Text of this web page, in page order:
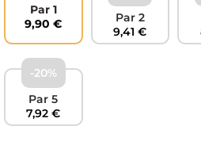
Par 1
9,90 €
Par 2
9,41 €
-20%
Par 5
7,92 €